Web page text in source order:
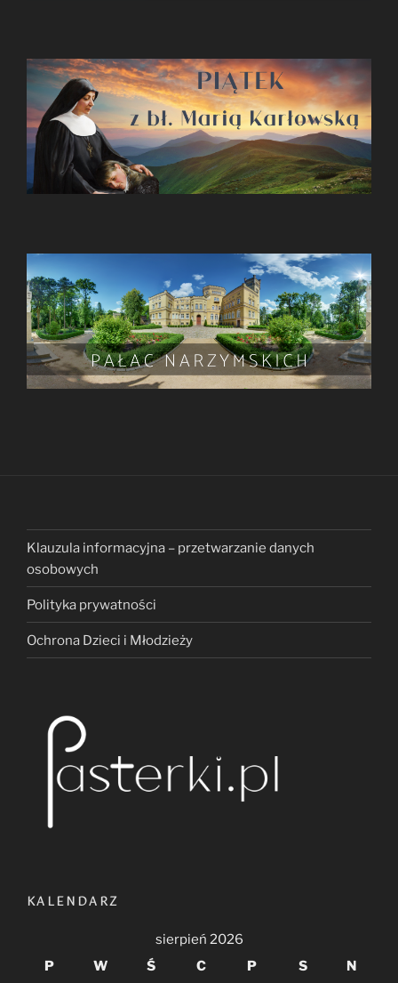
Klauzula informacyjna – przetwarzanie danych
osobowych
Polityka prywatności
Ochrona Dzieci i Młodzieży
KALENDARZ
sierpień 2026
P
W Ś C P S N